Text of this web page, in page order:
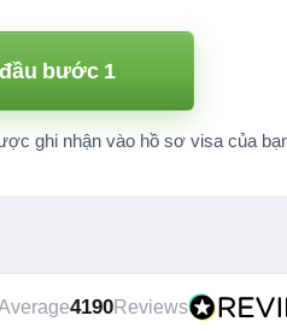
bước 1
ghi nhận vào hồ sơ visa của
4190Reviews